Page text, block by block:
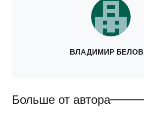
ВЛАДИМИР БЕЛОВ
Больше от автора